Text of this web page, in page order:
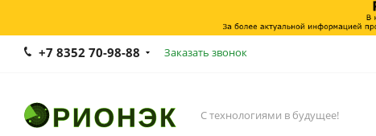
+7 8352 70-98-88 Заказать звонок
С технологиями в будущее!